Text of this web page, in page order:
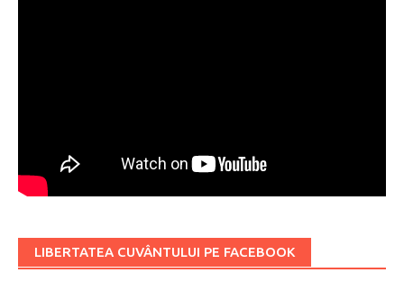
LIBERTATEA CUVÂNTULUI PE FACEBOOK